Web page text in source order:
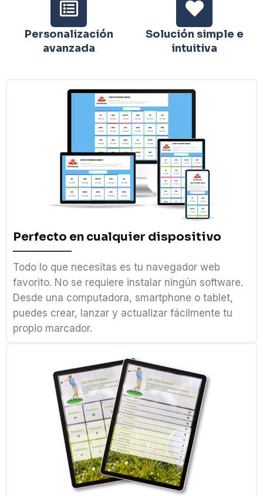
Personalización
avanzada
Solución simple e
intuitiva
Perfecto en cualquier dispositivo
Todo lo que necesitas es tu navegador web
favorito. No se requiere instalar ningún software.
Desde una computadora, smartphone o tablet,
puedes crear, lanzar y actualizar fácilmente tu
propio marcador.